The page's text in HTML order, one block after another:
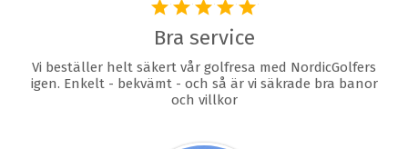
Bra service
Vi beställer helt säkert vår golfresa med NordicGolfers
igen. Enkelt - bekvämt - och så är vi säkrade bra banor
och villkor